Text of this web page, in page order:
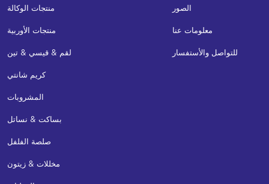
منتجات الوكالة
منتجات الأوربية
لقم & قيسي & تين
كريم شانتي
المشروبات
بساكت & نساتل
صلصة الفلفل
مخللات & زيتون
الصور
معلومات عنا
للتواصل والأستفسار